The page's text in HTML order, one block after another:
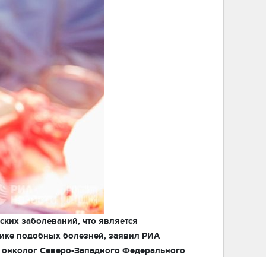
заболеваний, что является
подобных болезней, заявил РИА
Северо-Западного Федерального